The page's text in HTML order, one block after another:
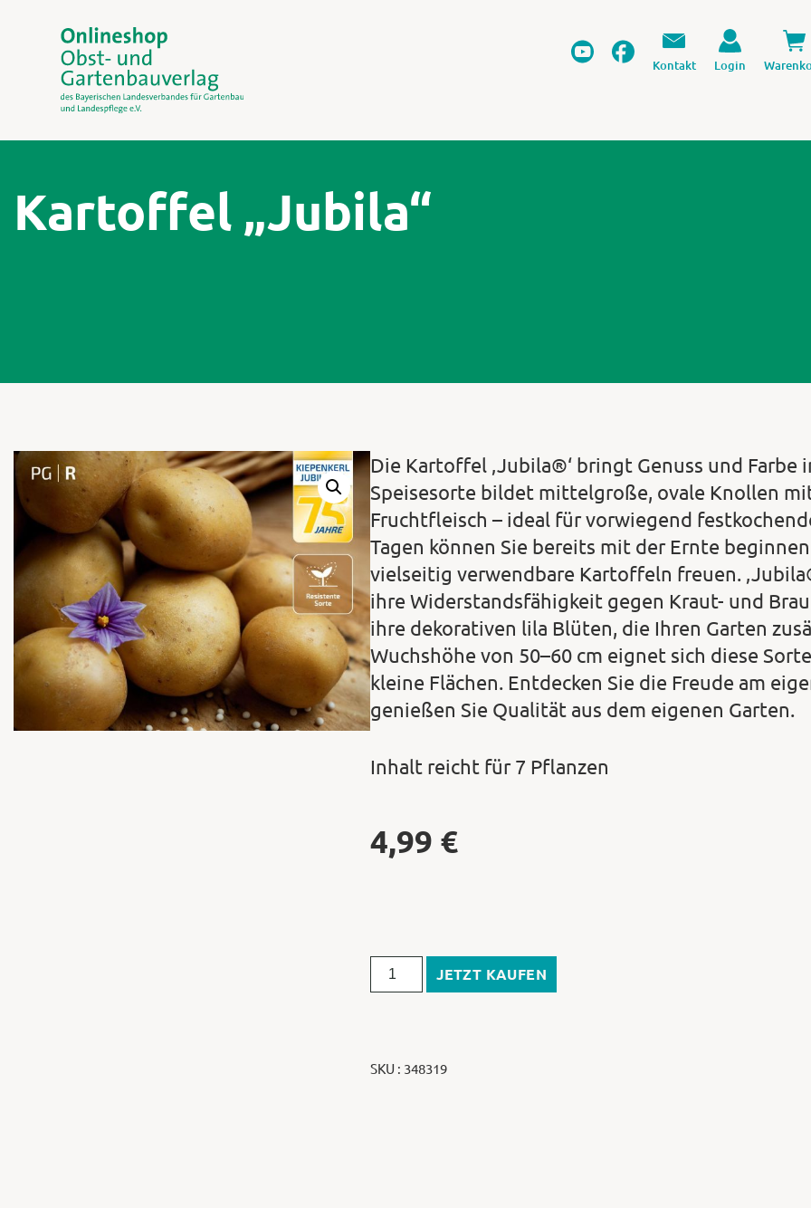
Kontakt Login
Kartoffel „Jubila“
Die Kartoffel ‚Jubila®‘ bringt Genuss und Farbe
Speisesorte bildet mittelgroße, ovale Knollen
Fruchtfleisch – ideal für vorwiegend
Tagen können Sie bereits mit der Ernte
vielseitig verwendbare Kartoffeln freuen.
ihre Widerstandsfähigkeit gegen Kraut- und
ihre dekorativen lila Blüten, die Ihren Garten
Wuchshöhe von 50–60 cm eignet sich diese
kleine Flächen. Entdecken Sie die Freude am
genießen Sie Qualität aus dem eigenen Garten.
Inhalt reicht für 7 Pflanzen
4,99 €
JETZT KAUFEN
SKU : 348319